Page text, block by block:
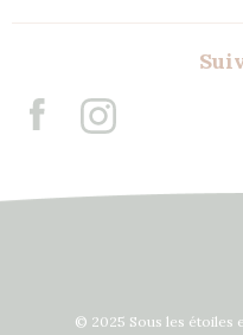
© 2025 Sous les étoiles